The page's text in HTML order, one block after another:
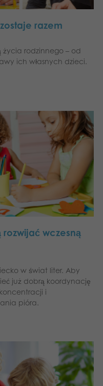
razem
życia rodzinnego – od
ich własnych dzieci.
wczesną
w świat liter. Aby
już dobrą koordynację
i
pióra.